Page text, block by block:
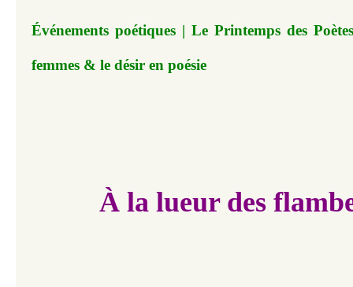
Événements poétiques | Le Printemps des
femmes & le désir en poésie
À la lueur des